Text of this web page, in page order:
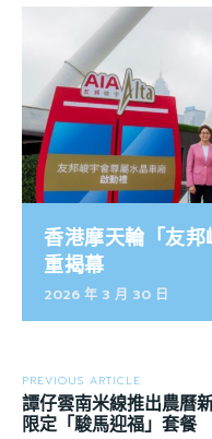
香港摩天輪「友
重揭幕
2026 年 3 月 30 日
PREVIOUS ARTICLE
譚仔雲南米線推出農曆
限定「駿馬迎福」套餐